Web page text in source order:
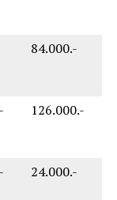
84.000.-
126.000.-
24.000.-